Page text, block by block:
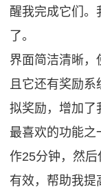
醒我完成它们。
了。
界面简洁清晰，
且它还有奖励
拟奖励，增加了
最喜欢的功能之
作25分钟，然
有效，帮助我提